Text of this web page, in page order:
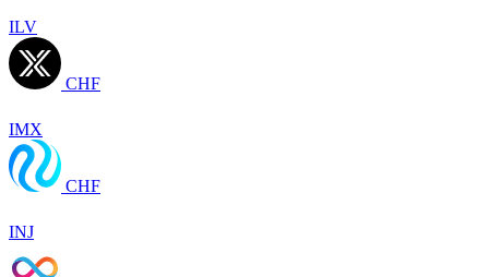
ILV
CHF
IMX
CHF
INJ